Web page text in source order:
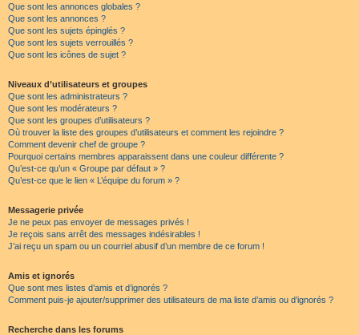
Que sont les annonces globales ?
Que sont les annonces ?
Que sont les sujets épinglés ?
Que sont les sujets verrouillés ?
Que sont les icônes de sujet ?
Niveaux d’utilisateurs et groupes
Que sont les administrateurs ?
Que sont les modérateurs ?
Que sont les groupes d’utilisateurs ?
Où trouver la liste des groupes d’utilisateurs et comment les rejoindre ?
Comment devenir chef de groupe ?
Pourquoi certains membres apparaissent dans une couleur différente ?
Qu’est-ce qu’un « Groupe par défaut » ?
Qu’est-ce que le lien « L’équipe du forum » ?
Messagerie privée
Je ne peux pas envoyer de messages privés !
Je reçois sans arrêt des messages indésirables !
J’ai reçu un spam ou un courriel abusif d’un membre de ce forum !
Amis et ignorés
Que sont mes listes d’amis et d’ignorés ?
Comment puis-je ajouter/supprimer des utilisateurs de ma liste d’amis ou d’ignorés ?
Recherche dans les forums